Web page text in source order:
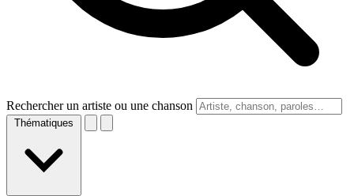
Rechercher un artiste ou une chanson
Thématiques